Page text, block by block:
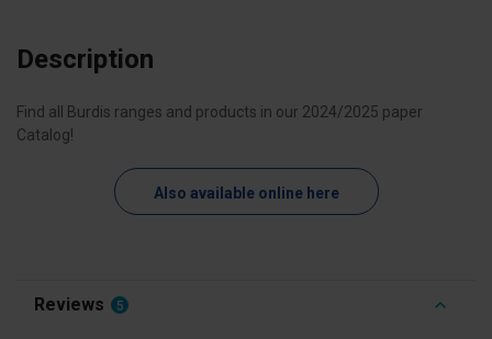
Description
Find all Burdis ranges and products in our 2024/2025 paper
Catalog!
Also available online here
Reviews 5